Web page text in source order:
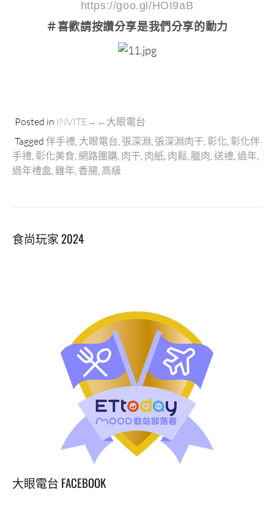
https://goo.gl/HOI9aB
＃喜歡請按讚分享是我們分享的動力
Posted in INVITE→←大眼電台
Tagged 伴手禮 大眼電台 張深淵 張深淵肉干 彰化 彰化伴
手禮 彰化美食 網路團購 肉干 肉紙 肉鬆 臘肉 送禮 過年
過年禮盒 雞年 香腸 高級
食尚玩家 2024
大眼電台 FACEBOOK